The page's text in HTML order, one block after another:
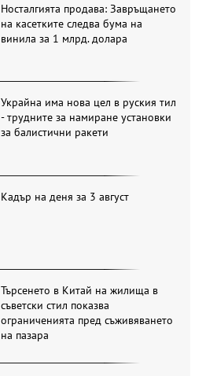
Носталгията продава: Завръщането
на касетките следва бума на
винила за 1 млрд. долара
Украйна има нова цел в руския тил
- трудните за намиране установки
за балистични ракети
Кадър на деня за 3 август
Търсенето в Китай на жилища в
съветски стил показва
ограниченията пред съживяването
на пазара